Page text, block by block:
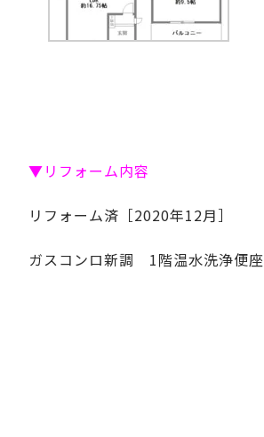
▼リフォーム内容
リフォーム済［2020年12月］
ガスコンロ新調 1階温水洗浄